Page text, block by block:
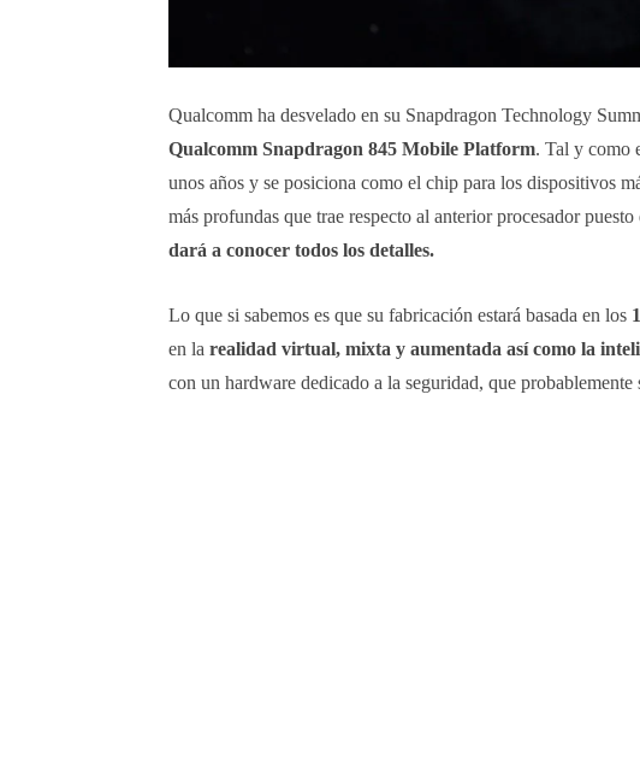
Qualcomm ha desvelado en su Snapdragon Technology
Qualcomm Snapdragon 845 Mobile Platform. Tal y como
unos años y se posiciona como el chip para los dispositivos
más profundas que trae respecto al anterior procesador
dará a conocer todos los detalles.
Lo que si sabemos es que su fabricación estará basada en los
en la realidad virtual, mixta y aumentada así como la
con un hardware dedicado a la seguridad, que